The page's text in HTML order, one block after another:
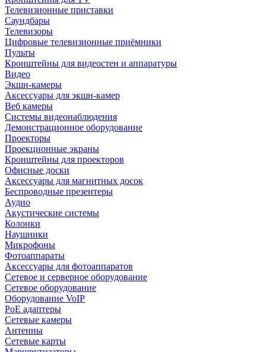
Телевизионные приставки
Саундбары
Телевизоры
Цифровые телевизионные приёмники
Пульты
Кронштейны для видеостен и аппаратуры
Видео
Экшн-камеры
Аксессуары для экшн-камер
Веб камеры
Системы видеонаблюдения
Демонстрационное оборудование
Проекторы
Проекционные экраны
Кронштейны для проекторов
Офисные доски
Аксессуары для магнитных досок
Беспроводные презентеры
Аудио
Акустические системы
Колонки
Наушники
Микрофоны
Фотоаппараты
Аксессуары для фотоаппаратов
Сетевое и серверное оборудование
Сетевое оборудование
Оборудование VoIP
PoE адаптеры
Сетевые камеры
Антенны
Сетевые карты